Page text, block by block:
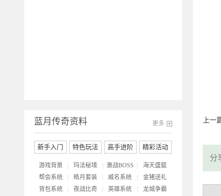
上一
分
更多
蓝月传奇资料
新手入门 特色玩法 高手进阶 精彩活动
游戏背景 玛法秘境 激战BOSS
海天盛筵
帮会系统 皓月套装 威名系统
金猪送礼
背包系统 夜战比奇 英雄系统
龙城争霸